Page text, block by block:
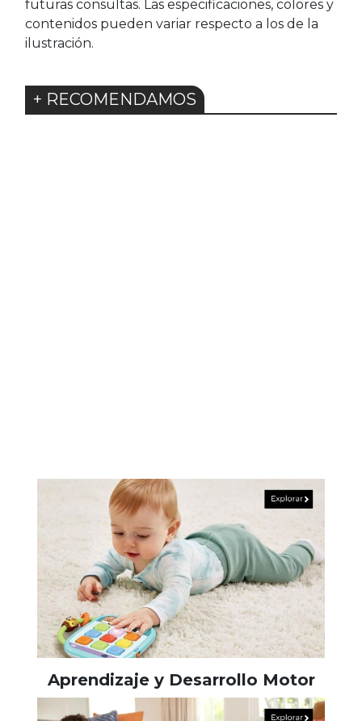
futuras consultas. Las especificaciones, colores y
contenidos pueden variar respecto a los de la
ilustración.
+ RECOMENDAMOS
Aprendizaje y Desarrollo Motor